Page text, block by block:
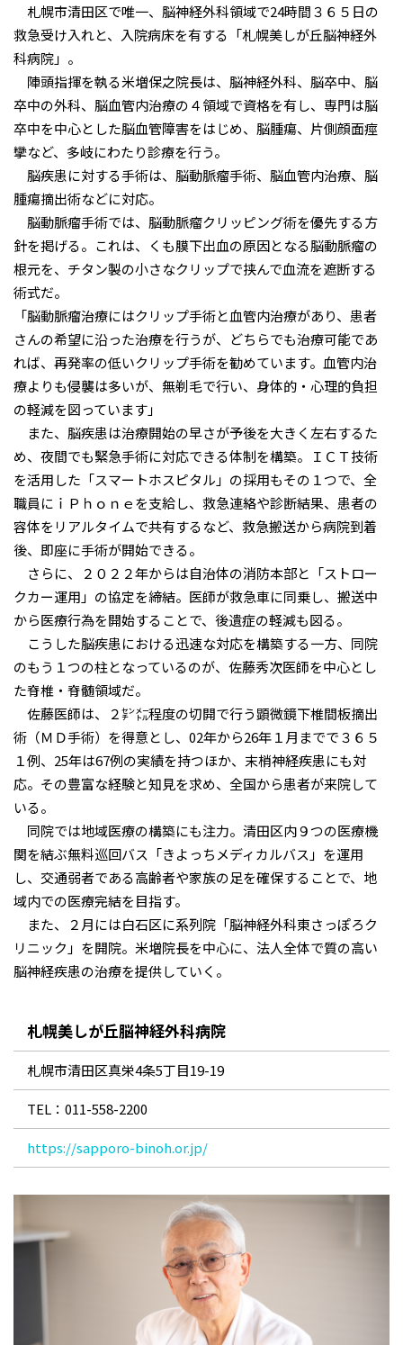
札幌市清田区で唯一、脳神経外科領域で24時間３６５日の
救急受け入れと、入院病床を有する「札幌美しが丘脳神経外
科病院」。
陣頭指揮を執る米増保之院長は、脳神経外科、脳卒中、脳
卒中の外科、脳血管内治療の４領域で資格を有し、専門は脳
卒中を中心とした脳血管障害をはじめ、脳腫瘍、片側顔面痙
攣など、多岐にわたり診療を行う。
脳疾患に対する手術は、脳動脈瘤手術、脳血管内治療、脳
腫瘍摘出術などに対応。
脳動脈瘤手術では、脳動脈瘤クリッピング術を優先する方
針を掲げる。これは、くも膜下出血の原因となる脳動脈瘤の
根元を、チタン製の小さなクリップで挟んで血流を遮断する
術式だ。
「脳動脈瘤治療にはクリップ手術と血管内治療があり、患者
さんの希望に沿った治療を行うが、どちらでも治療可能であ
れば、再発率の低いクリップ手術を勧めています。血管内治
療よりも侵襲は多いが、無剃毛で行い、身体的・心理的負担
の軽減を図っています」
また、脳疾患は治療開始の早さが予後を大きく左右するた
め、夜間でも緊急手術に対応できる体制を構築。ＩＣＴ技術
を活用した「スマートホスピタル」の採用もその１つで、全
職員にｉＰｈｏｎｅを支給し、救急連絡や診断結果、患者の
容体をリアルタイムで共有するなど、救急搬送から病院到着
後、即座に手術が開始できる。
さらに、２０２２年からは自治体の消防本部と「ストロー
クカー運用」の協定を締結。医師が救急車に同乗し、搬送中
から医療行為を開始することで、後遺症の軽減も図る。
こうした脳疾患における迅速な対応を構築する一方、同院
のもう１つの柱となっているのが、佐藤秀次医師を中心とし
た脊椎・脊髄領域だ。
佐藤医師は、２㌢㍍程度の切開で行う顕微鏡下椎間板摘出
術（ＭＤ手術）を得意とし、02年から26年１月までで３６５
１例、25年は67例の実績を持つほか、末梢神経疾患にも対
応。その豊富な経験と知見を求め、全国から患者が来院して
いる。
同院では地域医療の構築にも注力。清田区内９つの医療機
関を結ぶ無料巡回バス「きよっちメディカルバス」を運用
し、交通弱者である高齢者や家族の足を確保することで、地
域内での医療完結を目指す。
また、２月には白石区に系列院「脳神経外科東さっぽろク
リニック」を開院。米増院長を中心に、法人全体で質の高い
脳神経疾患の治療を提供していく。
札幌美しが丘脳神経外科病院
札幌市清田区真栄4条5丁目19-19
TEL：011-558-2200
https://sapporo-binoh.or.jp/